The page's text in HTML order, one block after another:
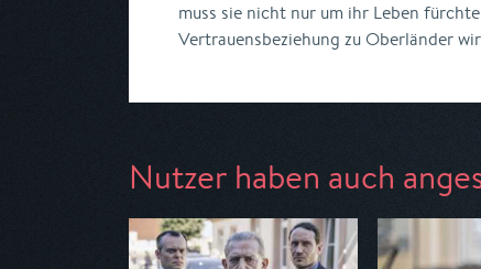
muss sie nicht nur um ihr Leben
Vertrauensbeziehung zu Oberländer
Nutzer haben auch